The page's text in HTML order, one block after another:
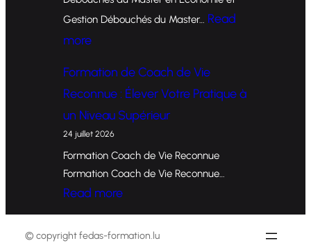
Gestion Débouchés du Master… Read
more:
t
u
n
i
Formation de Coach de Vie
Reconnue : Élever Votre Pratique à
un Niveau Supérieur
24 juillet 2026
Formation Coach de Vie Reconnue
Formation Coach de Vie Reconnue…
Read more:
F
o
© copyright fedas-formation.lu